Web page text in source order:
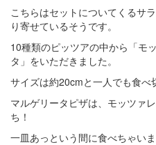
こちらはセットについてくるサ
り寄せているそうです。
10種類のピッツアの中から「モ
タ」をいただきました。
サイズは約20cmと一人でも食べ
マルゲリータピザは、モッツァ
ち！
一皿あっという間に食べちゃいま